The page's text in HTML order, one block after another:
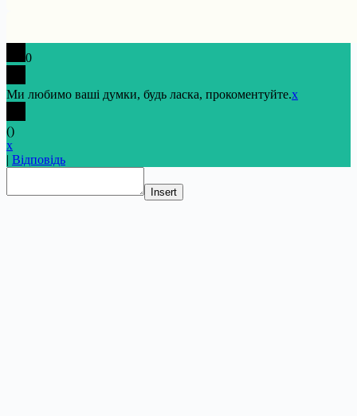
0
Ми любимо ваші думки, будь ласка, прокоментуйте.x
()
x
| Відповідь
Insert